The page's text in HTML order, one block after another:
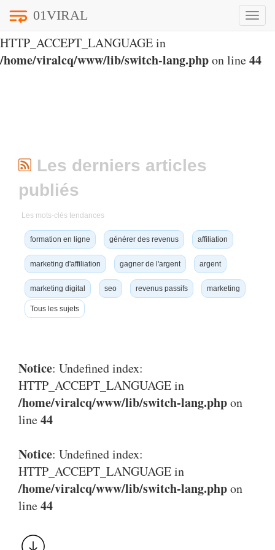
Notice
HTTP_ACCEPT_LANGUAGE in
/home/viralcq/www/lib/switch-lang.phpon line44
Toggle
01VIRAL
Les derniers articles
publiés
Les mots-clés tendances
formation en ligne générer des revenus affiliation
marketing d'affiliation gagner de l'argent argent
marketing digital seo revenus passifs marketing
Tous les sujets
Notice: Undefined index:
HTTP_ACCEPT_LANGUAGE in
/home/viralcq/www/lib/switch-lang.phpon
line44
Notice: Undefined index:
HTTP_ACCEPT_LANGUAGE in
/home/viralcq/www/lib/switch-lang.phpon
line44